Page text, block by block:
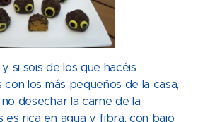
si sois de los que hacéis
los más pequeños de la casa,
desechar la carne de la
es rica en agua y fibra, con bajo